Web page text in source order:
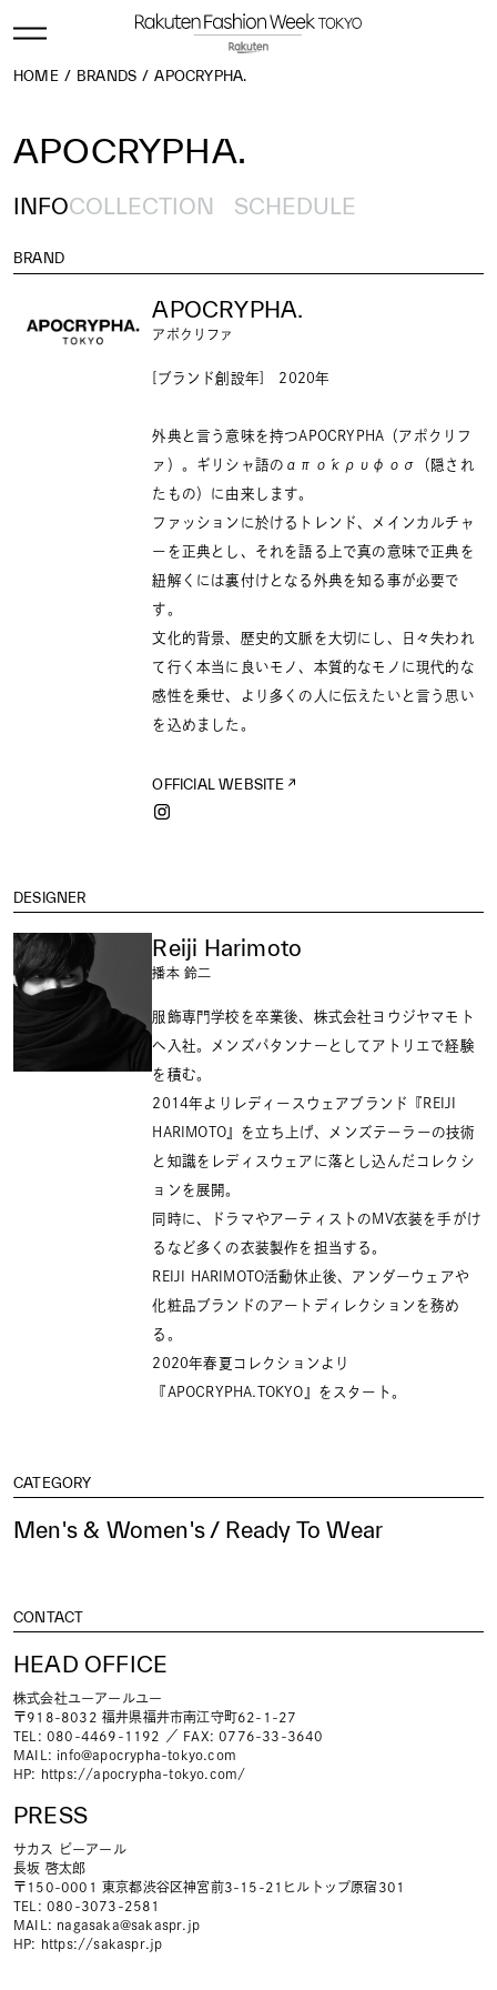
HOME BRANDS APOCRYPHA.
APOCRYPHA.
INFOCOLLECTION SCHEDULE
BRAND
APOCRYPHA.
アポクリファ
[ブランド創設年] 2020年
外典と言う意味を持つAPOCRYPHA（アポクリフ
ァ）。ギリシャ語のαπόκρυφοσ（隠され
たもの）に由来します。
ファッションに於けるトレンド、メインカルチャ
ーを正典とし、それを語る上で真の意味で正典を
紐解くには裏付けとなる外典を知る事が必要で
す。
文化的背景、歴史的文脈を大切にし、日々失われ
て行く本当に良いモノ、本質的なモノに現代的な
感性を乗せ、より多くの人に伝えたいと言う思い
を込めました。
OFFICIAL WEBSITE
DESIGNER
Reiji Harimoto
播本 鈴二
服飾専門学校を卒業後、株式会社ヨウジヤマモト
へ入社。メンズパタンナーとしてアトリエで経験
を積む。
2014年よりレディースウェアブランド『REIJI
HARIMOTO』を立ち上げ、メンズテーラーの技術
と知識をレディスウェアに落とし込んだコレクシ
ョンを展開。
同時に、ドラマやアーティストのMV衣装を手がけ
るなど多くの衣装製作を担当する。
REIJI HARIMOTO活動休止後、アンダーウェアや
化粧品ブランドのアートディレクションを務め
る。
2020年春夏コレクションより
『APOCRYPHA.TOKYO』をスタート。
CATEGORY
Men's & Women's / Ready To Wear
CONTACT
HEAD OFFICE
株式会社ユーアールユー
〒918-8032 福井県福井市南江守町62-1-27
TEL: 080-4469-1192 ／ FAX: 0776-33-3640
MAIL: info@apocrypha-tokyo.com
HP: https://apocrypha-tokyo.com/
PRESS
サカス ピーアール
長坂 啓太郎
〒150-0001 東京都渋谷区神宮前3-15-21ヒルトップ原宿301
TEL: 080-3073-2581
MAIL: nagasaka@sakaspr.jp
HP: https://sakaspr.jp